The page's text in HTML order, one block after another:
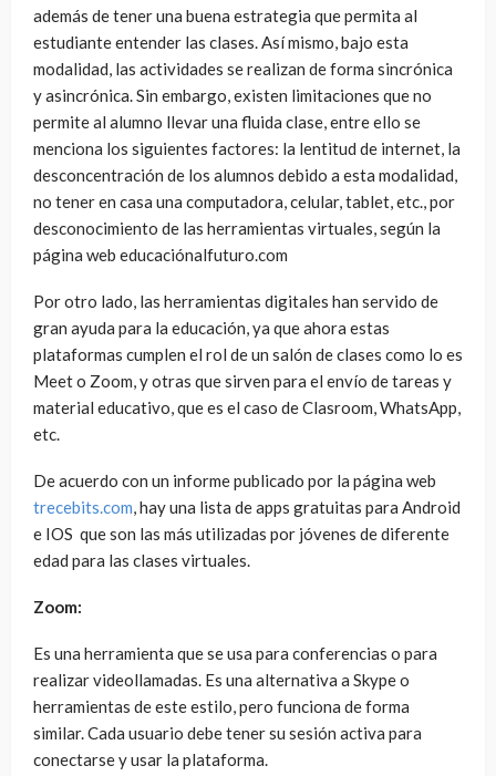
además de tener una buena estrategia que permita al
estudiante entender las clases. Así mismo, bajo esta
modalidad, las actividades se realizan de forma sincrónica
y asincrónica. Sin embargo, existen limitaciones que no
permite al alumno llevar una fluida clase, entre ello se
menciona los siguientes factores: la lentitud de internet, la
desconcentración de los alumnos debido a esta modalidad,
no tener en casa una computadora, celular, tablet, etc., por
desconocimiento de las herramientas virtuales, según la
página web educaciónalfuturo.com
Por otro lado, las herramientas digitales han servido de
gran ayuda para la educación, ya que ahora estas
plataformas cumplen el rol de un salón de clases como lo es
Meet o Zoom, y otras que sirven para el envío de tareas y
material educativo, que es el caso de Clasroom, WhatsApp,
etc.
De acuerdo con un informe publicado por la página web
trecebits.com, hay una lista de apps gratuitas para Android
e IOS que son las más utilizadas por jóvenes de diferente
edad para las clases virtuales.
Zoom:
Es una herramienta que se usa para conferencias o para
realizar videollamadas. Es una alternativa a Skype o
herramientas de este estilo, pero funciona de forma
similar. Cada usuario debe tener su sesión activa para
conectarse y usar la plataforma.